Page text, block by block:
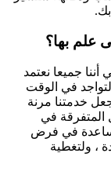
علم بها؟
جميعا نعتمد
في الوقت
خدمتنا مرنة
المتفرقة في
في فرض
، ولتغطية